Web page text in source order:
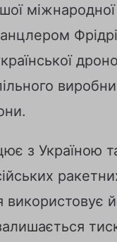
канцлером
з Україною